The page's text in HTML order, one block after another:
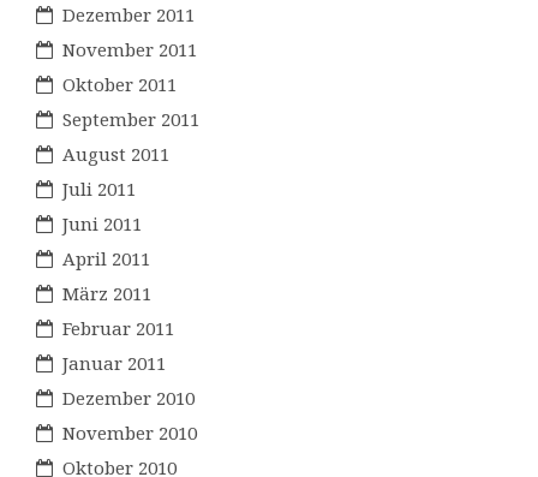
Dezember 2011
November 2011
Oktober 2011
September 2011
August 2011
Juli 2011
Juni 2011
April 2011
März 2011
Februar 2011
Januar 2011
Dezember 2010
November 2010
Oktober 2010